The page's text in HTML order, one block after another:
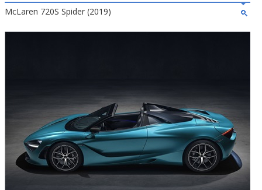
McLaren 720S Spider (2019)